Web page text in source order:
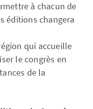
à chacun de
éditions changera
qui accueille
le congrès en
de la